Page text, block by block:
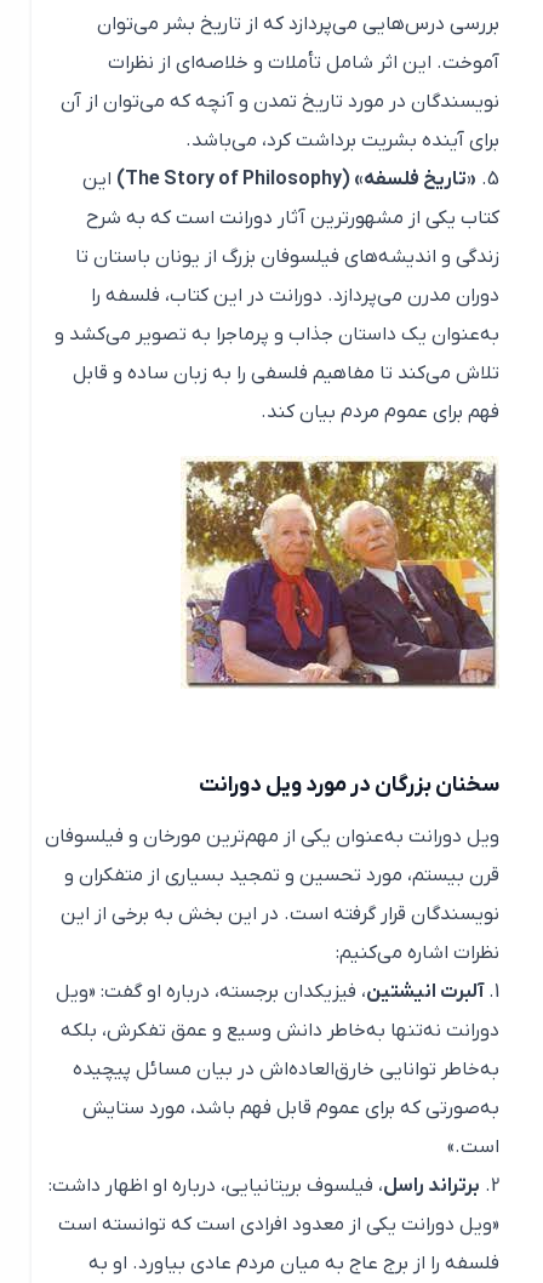
بررسی درس‌هایی می‌پردازد که از تاریخ بشر می‌توان
آموخت. این اثر شامل تأملات و خلاصه‌ای از نظرات
نویسندگان در مورد تاریخ تمدن و آنچه که می‌توان از آن
برای آینده بشریت برداشت کرد، می‌باشد.
«تاریخ فلسفه» (The Story of Philosophy)
این
کتاب یکی از مشهورترین آثار دورانت است که به شرح
زندگی و اندیشه‌های فیلسوفان بزرگ از یونان باستان تا
دوران مدرن می‌پردازد. دورانت در این کتاب، فلسفه را
به‌عنوان یک داستان جذاب و پرماجرا به تصویر می‌کشد و
تلاش می‌کند تا مفاهیم فلسفی را به زبان ساده و قابل
فهم برای عموم مردم بیان کند.
سخنان بزرگان در مورد ویل دورانت
ویل دورانت به‌عنوان یکی از مهم‌ترین مورخان و فیلسوفان
قرن بیستم، مورد تحسین و تمجید بسیاری از متفکران و
نویسندگان قرار گرفته است. در این بخش به برخی از این
نظرات اشاره می‌کنیم:
آلبرت انیشتین، فیزیکدان برجسته، درباره او گفت: «ویل
دورانت نه‌تنها به‌خاطر دانش وسیع و عمق تفکرش، بلکه
به‌خاطر توانایی خارق‌العاده‌اش در بیان مسائل پیچیده
به‌صورتی که برای عموم قابل فهم باشد، مورد ستایش
است.»
برتراند راسل، فیلسوف بریتانیایی، درباره او اظهار داشت:
«ویل دورانت یکی از معدود افرادی است که توانسته است
فلسفه را از برج عاج به میان مردم عادی بیاورد. او به